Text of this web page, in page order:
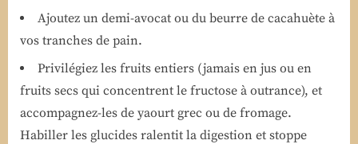
Ajoutez un demi-avocat ou du beurre de cacahuète à
vos tranches de pain.
Privilégiez les fruits entiers (jamais en jus ou en
fruits secs qui concentrent le fructose à outrance), et
accompagnez-les de yaourt grec ou de fromage.
Habiller les glucides ralentit la digestion et stoppe